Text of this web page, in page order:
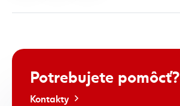
Potrebujete pomôcť?
Kontakty